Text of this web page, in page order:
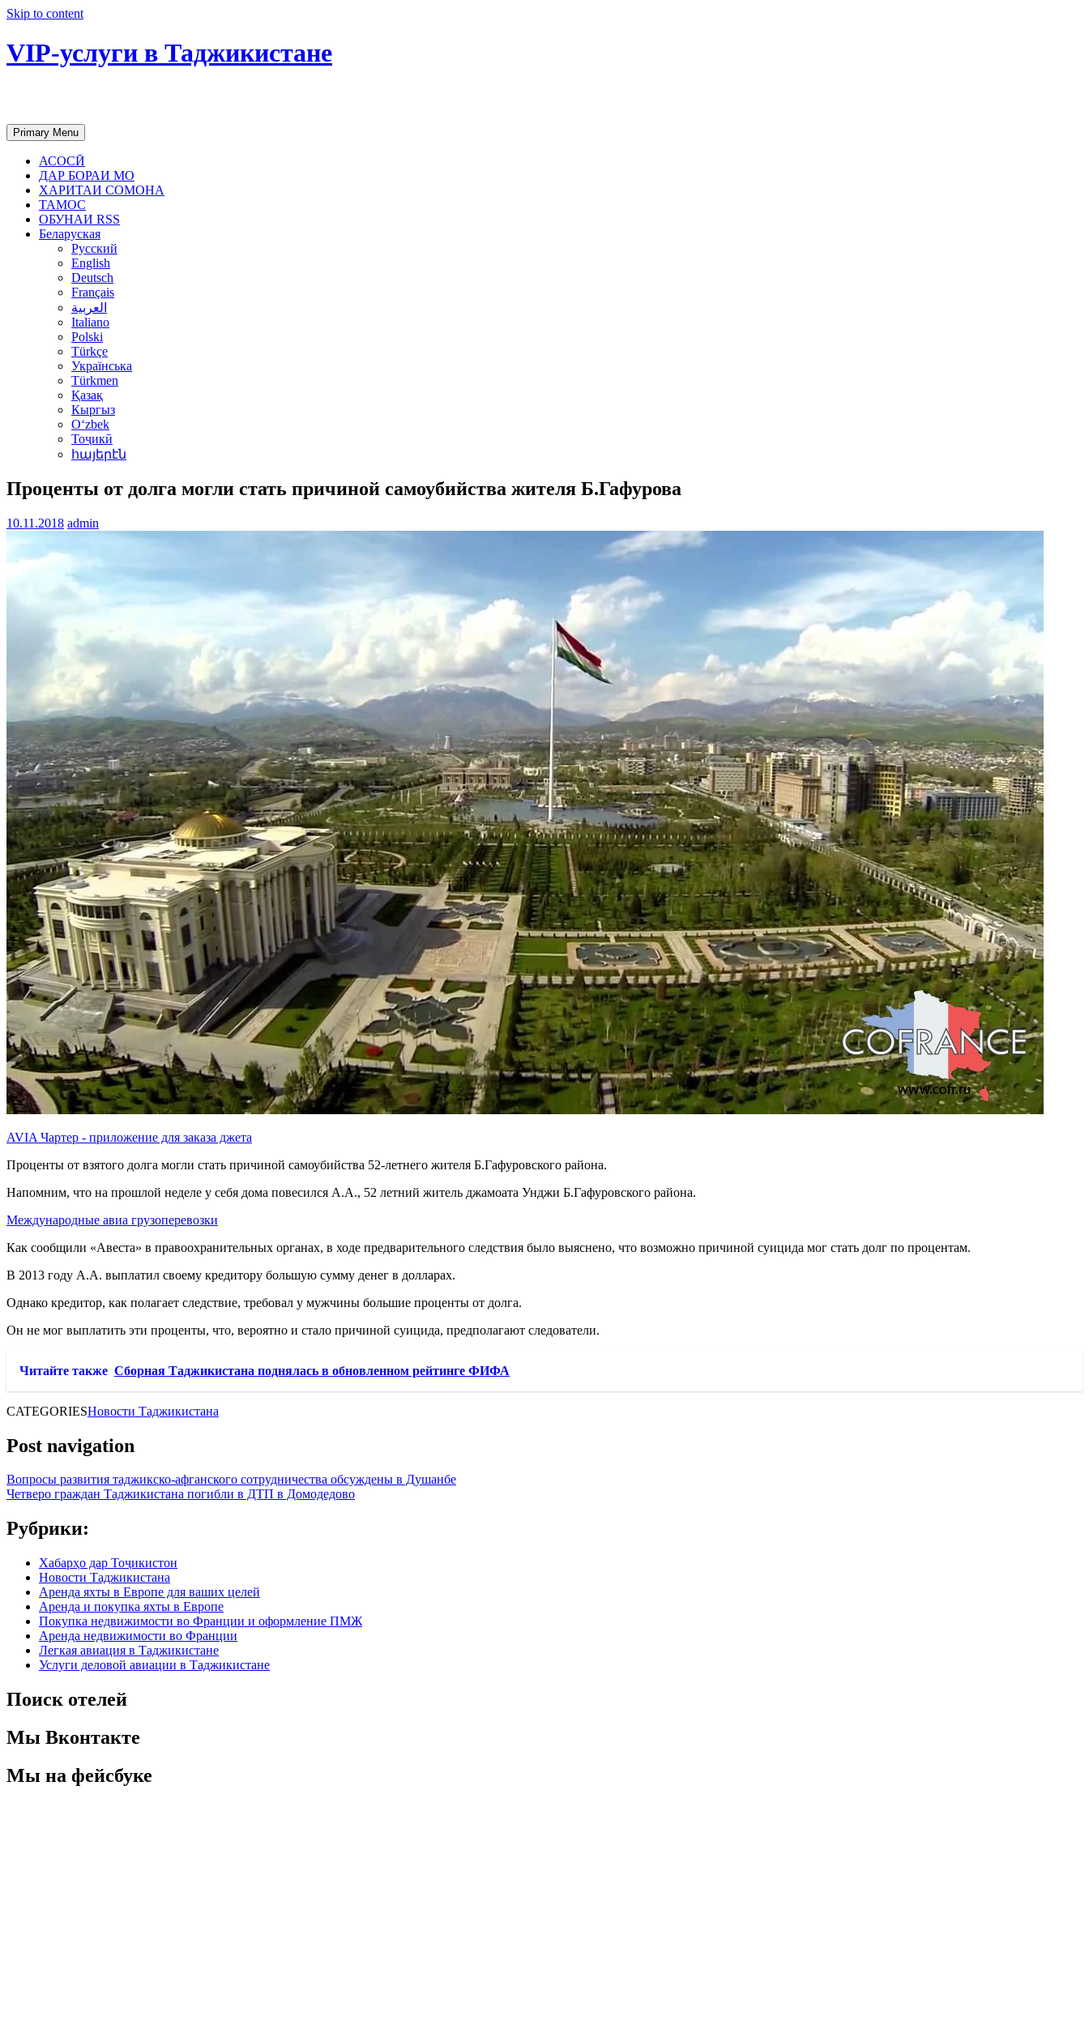
Skip to content
VIP-услуги в Таджикистане
Primary Menu
АСОСӢ
ДАР БОРАИ МО
ХАРИТАИ СОМОНА
ТАМОС
ОБУНАИ RSS
Беларуская
Русский
English
Deutsch
Français
العربية
Italiano
Polski
Türkçe
Українська
Türkmen
Қазақ
Кыргыз
Oʻzbek
Тоҷикӣ
հայերէն
Проценты от долга могли стать причиной самоубийства жителя Б.Гафурова
10.11.2018 admin
AVIA Чартер - приложение для заказа джета
Проценты от взятого долга могли стать причиной самоубийства 52-летнего жителя Б.Гафуровского района.
Напомним, что на прошлой неделе у себя дома повесился А.А., 52 летний житель джамоата Унджи Б.Гафуровского района.
Международные авиа грузоперевозки
Как сообщили «Авеста» в правоохранительных органах, в ходе предварительного следствия было выяснено, что возможно причиной суицида мог стать долг по процентам.
В 2013 году А.А. выплатил своему кредитору большую сумму денег в долларах.
Однако кредитор, как полагает следствие, требовал у мужчины большие проценты от долга.
Он не мог выплатить эти проценты, что, вероятно и стало причиной суицида, предполагают следователи.
Читайте также Сборная Таджикистана поднялась в обновленном рейтинге ФИФА
CATEGORIESНовости Таджикистана
Post navigation
Вопросы развития таджикско-афганского сотрудничества обсуждены в Душанбе
Четверо граждан Таджикистана погибли в ДТП в Домодедово
Рубрики:
Хабарҳо дар Тоҷикистон
Новости Таджикистана
Аренда яхты в Европе для ваших целей
Аренда и покупка яхты в Европе
Покупка недвижимости во Франции и оформление ПМЖ
Аренда недвижимости во Франции
Легкая авиация в Таджикистане
Услуги деловой авиации в Таджикистане
Поиск отелей
Мы Вконтакте
Мы на фейсбуке